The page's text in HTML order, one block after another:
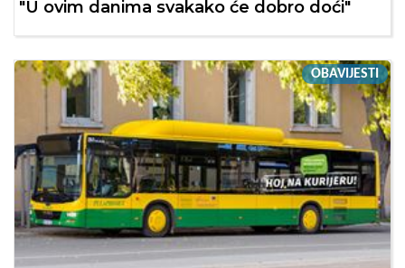
"U ovim danima svakako će dobro doći"
OBAVIJESTI